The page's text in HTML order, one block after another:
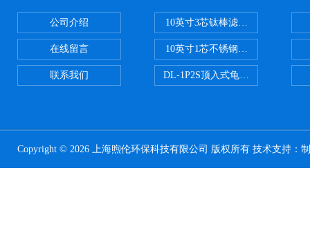
公司介绍
在线留言
联系我们
10英寸3芯钛棒滤芯过滤器
10英寸1芯不锈钢钛棒过滤器
DL-1P2S顶入式龟背过滤器
Copyright © 2026 上海煦伦环保科技有限公司 版权所有 技术支持：